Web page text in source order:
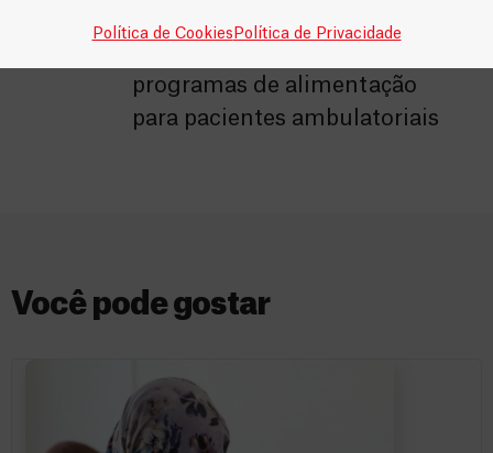
Política de Cookies Política de Privacidade
3.600
programas de alimentação
para pacientes ambulatoriais
Você pode gostar